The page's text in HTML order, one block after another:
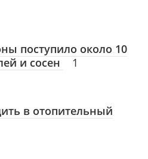
поступило около 10
и сосен
1
в отопительный